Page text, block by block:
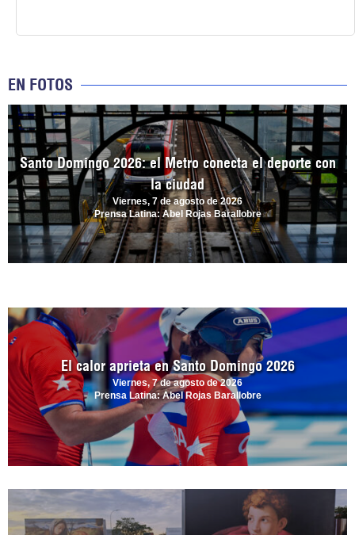
EN FOTOS
Santo Domingo 2026: el Metro conecta el deporte con
la ciudad
Viernes, 7 de agosto de 2026
Prensa Latina: Abel Rojas Barallobre
El calor aprieta en Santo Domingo 2026
Viernes, 7 de agosto de 2026
Prensa Latina: Abel Rojas Barallobre